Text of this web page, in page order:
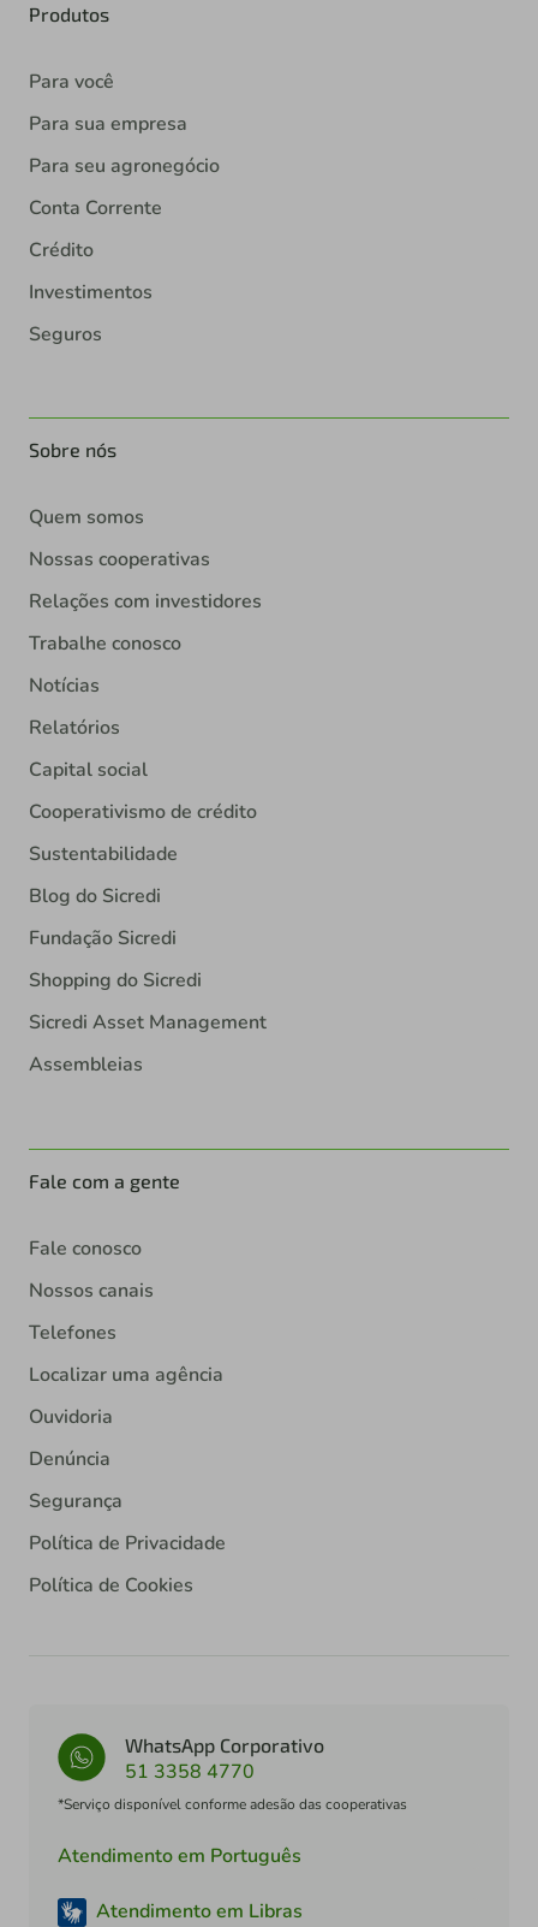
Produtos
Para você
Para sua empresa
Para seu agronegócio
Conta Corrente
Crédito
Investimentos
Seguros
Sobre nós
Quem somos
Nossas cooperativas
Relações com investidores
Trabalhe conosco
Notícias
Relatórios
Capital social
Cooperativismo de crédito
Sustentabilidade
Blog do Sicredi
Fundação Sicredi
Shopping do Sicredi
Sicredi Asset Management
Assembleias
Fale com a gente
Fale conosco
Nossos canais
Telefones
Localizar uma agência
Ouvidoria
Denúncia
Segurança
Política de Privacidade
Política de Cookies
WhatsApp Corporativo
51 3358 4770
*Serviço disponível conforme adesão das cooperativas
Atendimento em Português
Atendimento em Libras